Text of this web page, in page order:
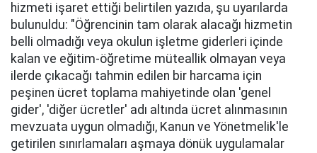
hizmeti işaret ettiği belirtilen yazıda, şu uyarılarda
bulunuldu: "Öğrencinin tam olarak alacağı hizmetin
belli olmadığı veya okulun işletme giderleri içinde
kalan ve eğitim-öğretime müteallik olmayan veya
ilerde çıkacağı tahmin edilen bir harcama için
peşinen ücret toplama mahiyetinde olan 'genel
gider', 'diğer ücretler' adı altında ücret alınmasının
mevzuata uygun olmadığı, Kanun ve Yönetmelik'le
getirilen sınırlamaları aşmaya dönük uygulamalar